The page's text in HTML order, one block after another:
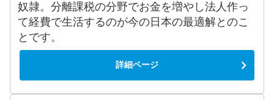
奴隷。分離課税の分野でお金を増やし法人作っ
て経費で生活するのが今の日本の最適解とのこ
とです。
詳細ページ